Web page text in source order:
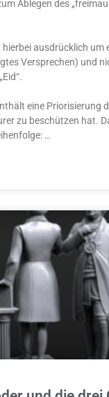
Ablegen des
ausdrücklich um
Versprechen) und
eine Priorisierung
zu beschützen hat.
…